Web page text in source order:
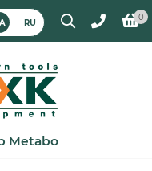
RU
0
Metabo